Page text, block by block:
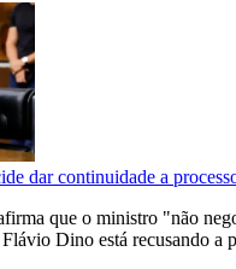
dar continuidade a
que o ministro "não
Dino está recusando